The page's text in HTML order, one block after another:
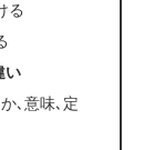
る
い
､意味､定